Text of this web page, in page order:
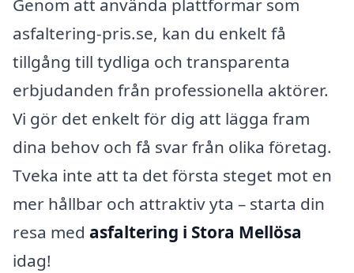
Genom att använda plattformar som
asfaltering-pris.se, kan du enkelt få
tillgång till tydliga och transparenta
erbjudanden från professionella aktörer.
Vi gör det enkelt för dig att lägga fram
dina behov och få svar från olika företag.
Tveka inte att ta det första steget mot en
mer hållbar och attraktiv yta – starta din
resa med asfaltering i Stora Mellösa
idag!